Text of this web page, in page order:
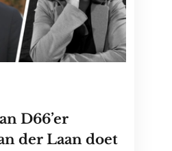
D66’er
der Laan doet